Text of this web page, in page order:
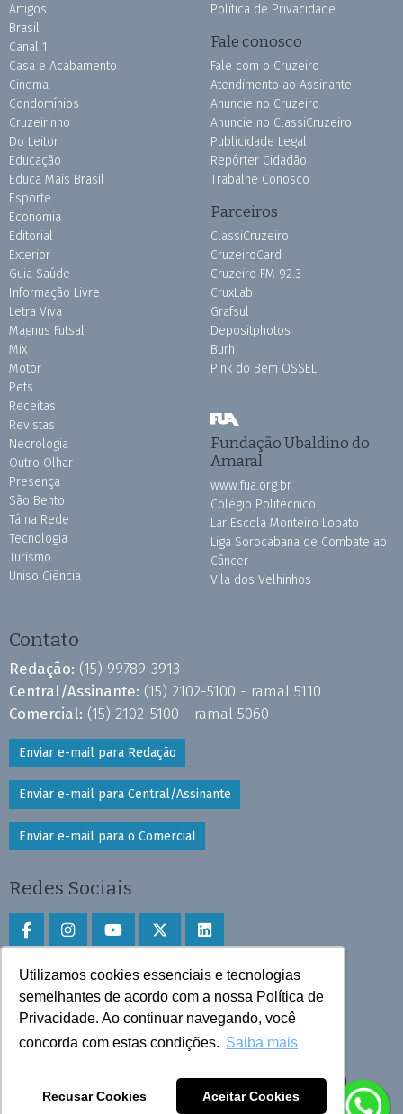
Utilizamos cookies essenciais e tecnologias
semelhantes de acordo com a nossa Política de
Privacidade. Ao continuar navegando, você
concorda com estas condições. Saiba mais
Recusar Cookies Aceitar Cookies
Artigos
Brasil
Canal 1
Casa e Acabamento
Cinema
Condomínios
Cruzeirinho
Do Leitor
Educação
Educa Mais Brasil
Esporte
Economia
Editorial
Exterior
Guia Saúde
Informação Livre
Letra Viva
Magnus Futsal
Mix
Motor
Pets
Receitas
Revistas
Necrologia
Outro Olhar
Presença
São Bento
Tá na Rede
Tecnologia
Turismo
Uniso Ciência
Política de Privacidade
Fale conosco
Fale com o Cruzeiro
Atendimento ao Assinante
Anuncie no Cruzeiro
Anuncie no ClassiCruzeiro
Publicidade Legal
Repórter Cidadão
Trabalhe Conosco
Parceiros
ClassiCruzeiro
CruzeiroCard
Cruzeiro FM 92.3
CruxLab
Grafsul
Depositphotos
Burh
Pink do Bem OSSEL
Fundação Ubaldino do
Amaral
www.fua.org.br
Colégio Politécnico
Lar Escola Monteiro Lobato
Liga Sorocabana de Combate ao
Câncer
Vila dos Velhinhos
Contato
Redação: (15) 99789-3913
Central/Assinante: (15) 2102-5100 - ramal 5110
Comercial: (15) 2102-5100 - ramal 5060
Enviar e-mail para Redação
Enviar e-mail para Central/Assinante
Enviar e-mail para o Comercial
Redes Sociais
Faça download do aplicativo
Play Store e App Store
Todos os direitos reservados © 2025 Cruzeiro do Sul